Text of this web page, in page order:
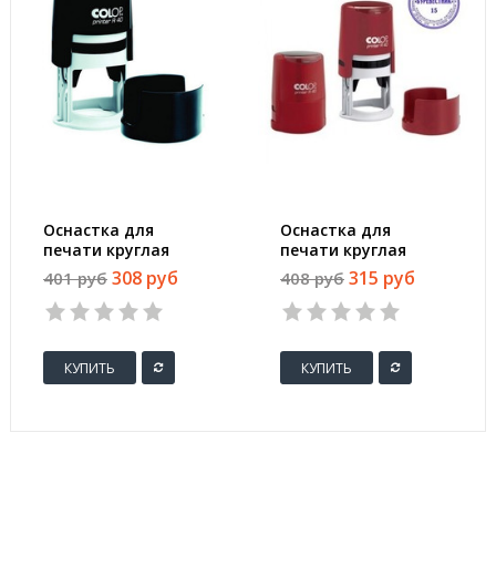
Оснастка для
печати круглая
Colop Printer R40 40
мм с крышкой
черная
401 руб 308 руб
КУПИТЬ
Оснастка для
печати круглая
Colop Printer R40 40
мм с крышкой
красная
408 руб 315 руб
КУПИТЬ